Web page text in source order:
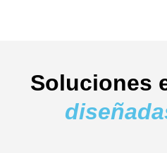
Soluciones